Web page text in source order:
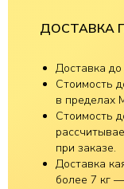
ДОСТАВКА
Доставка
Стоимость
в пределах
Стоимость
при заказе.
Доставка
более 7 кг